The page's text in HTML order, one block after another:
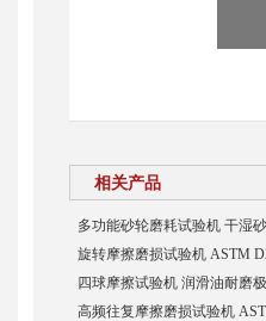
相关产品
多功能砂轮磨耗试验机 干湿
旋转摩擦磨损试验机 ASTM
四球摩擦试验机 润滑油耐磨
高频往复摩擦磨损试验机